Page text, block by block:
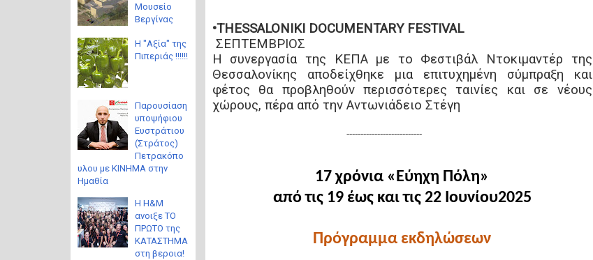
•THESSALONIKI DOCUMENTARY FESTIVAL
ΣΕΠΤΕΜΒΡΙΟΣ
Η συνεργασία της ΚΕΠΑ με το Φεστιβάλ Ντοκιμαντέρ της
Θεσσαλονίκης αποδείχθηκε μια επιτυχημένη σύμπραξη και
φέτος θα προβληθούν περισσότερες ταινίες και σε νέους
χώρους, πέρα από την Αντωνιάδειο Στέγη
---------------------------
17 χρόνια «Εύηχη Πόλη»
από τις 19 έως και τις 22 Ιουνίου2025
Πρόγραμμα εκδηλώσεων
Μουσείο
Βεργίνας
Η "Αξία" της
Πιπεριάς !!!!!!
Παρουσίαση
υποψήφιου
Ευστράτιου
(Στράτος)
Πετρακόπο
υλου με ΚΙΝΗΜΑ στην
Ημαθία
Η H&M
ανοιξε ΤΟ
ΠΡΩΤΟ της
ΚΑΤΑΣΤΗΜΑ
στη βεροια!